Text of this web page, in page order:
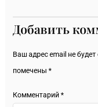
Добавить
Ваш адрес email не
помечены *
Комментарий *